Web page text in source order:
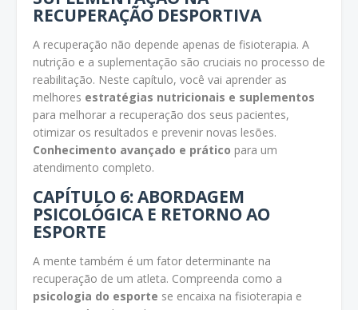
RECUPERAÇÃO DESPORTIVA
A recuperação não depende apenas de fisioterapia. A
nutrição e a suplementação são cruciais no processo de
reabilitação. Neste capítulo, você vai aprender as
melhores estratégias nutricionais e suplementos
para melhorar a recuperação dos seus pacientes,
otimizar os resultados e prevenir novas lesões.
Conhecimento avançado e prático para um
atendimento completo.
CAPÍTULO 6: ABORDAGEM
PSICOLÓGICA E RETORNO AO
ESPORTE
A mente também é um fator determinante na
recuperação de um atleta. Compreenda como a
psicologia do esporte se encaixa na fisioterapia e